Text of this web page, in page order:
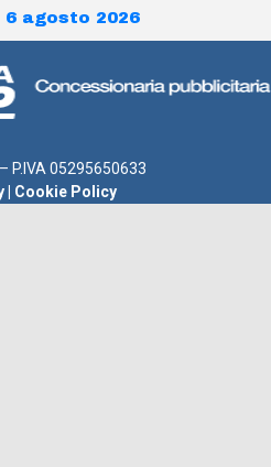
agosto 2026
P.IVA 05295650633
Cookie Policy